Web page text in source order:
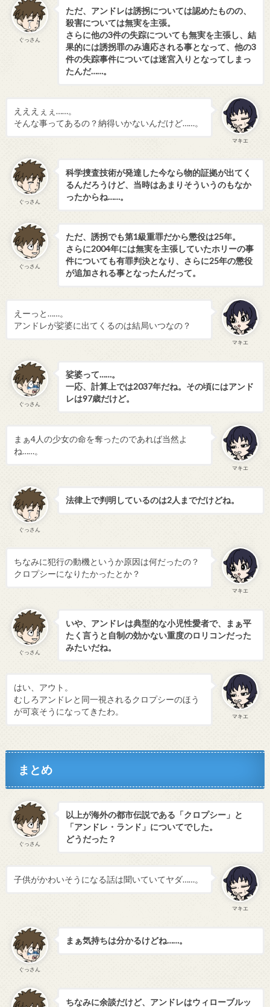
ぐっさん
ただ、アンドレは誘拐については認めたものの、
殺害については無実を主張。
さらに他の3件の失踪についても無実を主張し、結
果的には誘拐罪のみ適応される事となって、他の3
件の失踪事件については迷宮入りとなってしまっ
たんだ……。
マキエ
えええぇぇ……。
そんな事ってあるの？納得いかないんだけど……。
ぐっさん
科学捜査技術が発達した今なら物的証拠が出てく
るんだろうけど、当時はあまりそういうのもなか
ったからね……。
ぐっさん
ただ、誘拐でも第1級重罪だから懲役は25年。
さらに2004年には無実を主張していたホリーの事
件についても有罪判決となり、さらに25年の懲役
が追加される事となったんだって。
マキエ
えーっと……。
アンドレが娑婆に出てくるのは結局いつなの？
ぐっさん
娑婆って……。
一応、計算上では2037年だね。その頃にはアンド
レは97歳だけど。
マキエ
まぁ4人の少女の命を奪ったのであれば当然よ
ね……。
ぐっさん
法律上で判明しているのは2人までだけどね。
マキエ
ちなみに犯行の動機というか原因は何だったの？
クロプシーになりたかったとか？
ぐっさん
いや、アンドレは典型的な小児性愛者で、まぁ平
たく言うと自制の効かない重度のロリコンだった
みたいだね。
マキエ
はい、アウト。
むしろアンドレと同一視されるクロプシーのほう
が可哀そうになってきたわ。
まとめ
ぐっさん
以上が海外の都市伝説である「クロプシー」と
「アンドレ・ランド」についてでした。
どうだった？
マキエ
子供がかわいそうになる話は聞いていてヤダ……。
ぐっさん
まぁ気持ちは分かるけどね……。
ちなみに余談だけど、アンドレはウィローブルッ